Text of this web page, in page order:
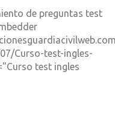
de preguntas test
Curso-test-ingles-
test ingles